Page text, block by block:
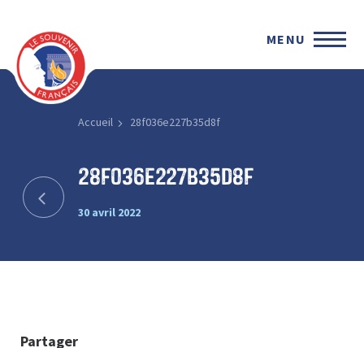
MENU
Accueil 28f036e227b35d8f
28f036e227b35d8f
30 avril 2022
Partager